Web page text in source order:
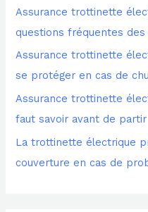
c
h
e
r
:
Assurance trottinette
questions fréquentes des
Assurance trottinette
se protéger en cas de
Assurance trottinette
faut savoir avant de partir
La trottinette électrique
couverture en cas de